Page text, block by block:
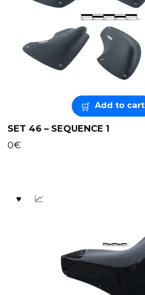
Add to cart
SET 46 – SEQUENCE 1
0€